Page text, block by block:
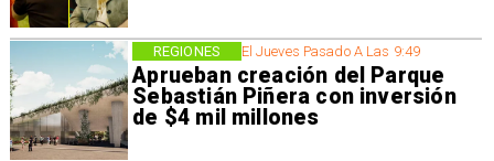
El Jueves Pasado A Las 9:49
Aprueban creación del Parque
Sebastián Piñera con inversión
de $4 mil millones
REGIONES